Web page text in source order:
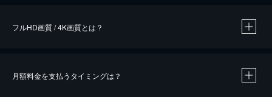
※40％ポイント還元の対象は、クレジットカード決済による作品の購入 / レンタルです。
フルHD画質 / 4K画質とは？
月額料金を支払うタイミングは？